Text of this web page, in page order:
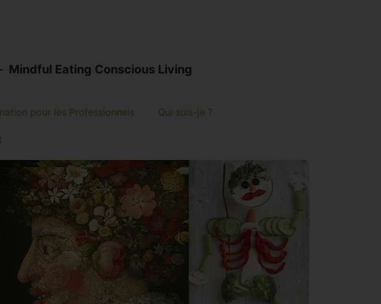
Mindful Eating Conscious Living
pour les Professionnels Qui suis-je ?